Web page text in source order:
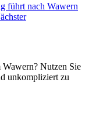
führt nach Wawern
Nutzen Sie
unkompliziert zu